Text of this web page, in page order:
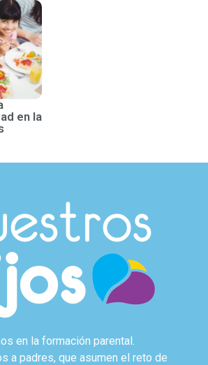
en la
en la formación parental.
a padres, que asumen el reto de